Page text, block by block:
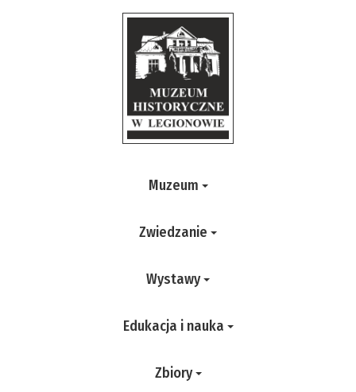
Muzeum
Zwiedzanie
Wystawy
Edukacja i nauka
Zbiory